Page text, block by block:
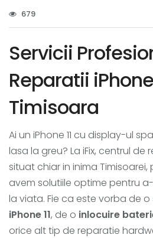
679
Servicii
Reparatii iPhone
Timisoara
Ai un iPhone 11 cu display-ul
lasa la greu? La iFix, centrul
situat chiar in inima Timisoarei,
avem solutiile optime pentru
la viata. Fie ca este vorba de o
iPhone 11, de o inlocuire
orice alt tip de reparatie